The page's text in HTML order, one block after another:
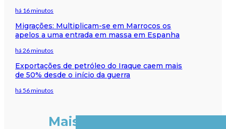
há 16 minutos
Migrações: Multiplicam-se em Marrocos os
apelos a uma entrada em massa em Espanha
há 26 minutos
Exportações de petróleo do Iraque caem mais
de 50% desde o início da guerra
há 56 minutos
Mais